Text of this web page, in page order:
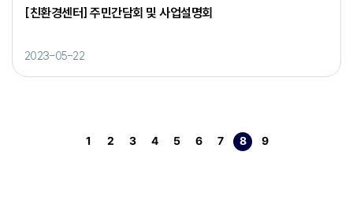
[친환경센터] 주민간담회 및 사업설명회
2023-05-22
1
페이지
2
페이지
3
페이지
4
페이지
5
페이지
6
페이지
7
페이지열린
8
페이지
9
페이지